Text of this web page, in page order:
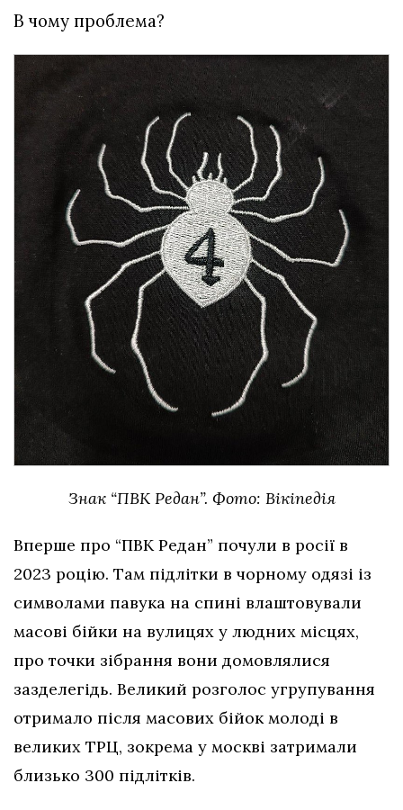
В чому проблема?
Знак “ПВК Редан”. Фото: Вікіпедія
Вперше про “ПВК Редан” почули в росії в
2023 роцію. Там підлітки в чорному одязі із
символами павука на спині влаштовували
масові бійки на вулицях у людних місцях,
про точки зібрання вони домовлялися
зазделегідь. Великий розголос угрупування
отримало після масових бійок молоді в
великих ТРЦ, зокрема у москві затримали
близько 300 підлітків.